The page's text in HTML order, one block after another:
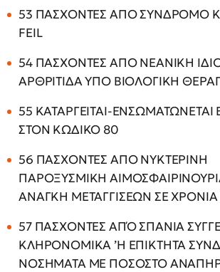
53 ΠΑΣΧΟΝΤΕΣ ΑΠΟ ΣΥΝΔΡΟΜΟ
FEIL
54 ΠΑΣΧΟΝΤΕΣ ΑΠΟ ΝΕΑΝΙΚΗ
ΑΡΘΡΙΤΙΔΑ ΥΠΟ ΒΙΟΛΟΓΙΚΗ
55 ΚΑΤΑΡΓΕΙΤΑΙ-ΕΝΣΩΜΑΤΩΝΕΤΑΙ
ΣΤΟΝ ΚΩΔΙΚΟ 80
56 ΠΑΣΧΟΝΤΕΣ ΑΠΟ ΝΥΚΤΕΡΙΝΗ
ΠΑΡΟΞΥΣΜΙΚΗ
ΑΝΑΓΚΗ ΜΕΤΑΓΓΙΣΕΩΝ ΣΕ
57 ΠΑΣΧΟΝΤΕΣ ΑΠΌ ΣΠΑΝΙΑ
ΚΛΗΡΟΝΟΜΙΚΑ ’Η ΕΠΙΚΤΗΤΑ
ΝΟΣΗΜΑΤΑ ΜΕ ΠΟΣΟΣΤΟ